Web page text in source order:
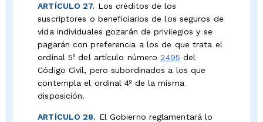
ARTÍCULO 27. Los créditos de los
suscriptores o beneficiarios de los seguros de
vida individuales gozarán de privilegios y se
pagarán con preferencia a los de que trata el
ordinal 5º del artículo número2495 del
Código Civil, pero subordinados a los que
contempla el ordinal 4º de la misma
disposición.
ARTÍCULO 28. El Gobierno reglamentará lo